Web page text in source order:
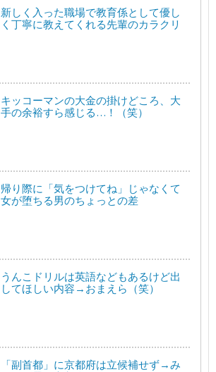
新しく入った職場で教育係として優し
く丁寧に教えてくれる先輩のカラクリ
キッコーマンの大金の掛けどころ、大
手の余裕すら感じる…！（笑）
帰り際に「気をつけてね」じゃなくて
女が堕ちる男のちょっとの差
うんこドリルは英語などもあるけど出
してほしい内容→おまえら（笑）
「副首都」に京都府は立候補せず→み